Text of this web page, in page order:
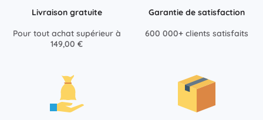
Livraison gratuite
Pour tout achat supérieur à
149,00 €
Garantie de satisfaction
600 000+ clients satisfaits